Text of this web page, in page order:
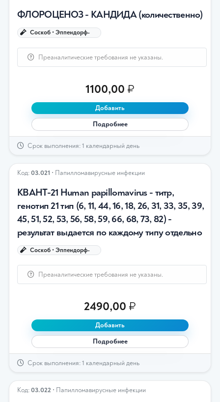
ФЛОРОЦЕНОЗ - КАНДИДА (количественно)
Соскоб • Эппендорф-
Преаналитические требования не указаны.
1100,00 ₽
Добавить
Подробнее
Срок выполнения: 1 календарный день
Код:03.021 • Папилломавирусные инфекции
КВАНТ-21 Human papillomavirus - титр,
генотип 21 тип (6, 11, 44, 16, 18, 26, 31, 33, 35, 39,
45, 51, 52, 53, 56, 58, 59, 66, 68, 73, 82) -
результат выдается по каждому типу отдельно
Соскоб • Эппендорф-
Преаналитические требования не указаны.
2490,00 ₽
Добавить
Подробнее
Срок выполнения: 1 календарный день
Код:03.022 • Папилломавирусные инфекции